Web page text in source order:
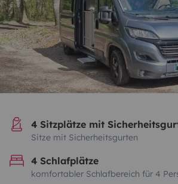
4 Sitzplätze mit
Sitze mit Sicherheitsgurten
4 Schlafplätze
komfortabler Schlafbereich für 4